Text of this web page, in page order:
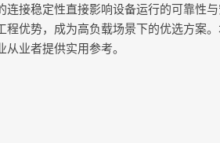
接稳定性直接影响设备运行的可靠性与
优势，成为高负载场景下的优选方案
业者提供实用参考。